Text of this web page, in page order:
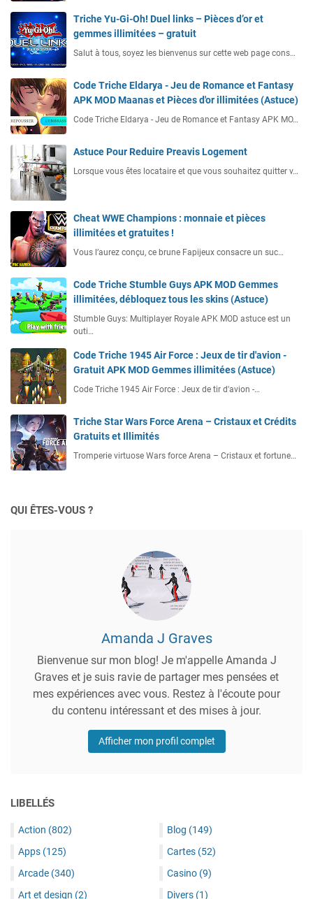
Triche Yu-Gi-Oh! Duel links – Pièces d’or et
gemmes illimitées – gratuit
Salut à tous, soyez les bienvenus sur cette web page cons…
Code Triche Eldarya - Jeu de Romance et Fantasy
APK MOD Maanas et Pièces d'or illimitées (Astuce)
Code Triche Eldarya - Jeu de Romance et Fantasy APK MO…
Astuce Pour Reduire Preavis Logement
Lorsque vous êtes locataire et que vous souhaitez quitter v…
Cheat WWE Champions : monnaie et pièces
illimitées et gratuites !
Vous l’aurez conçu, ce brune Fapijeux consacre un suc…
Code Triche Stumble Guys APK MOD Gemmes
illimitées, débloquez tous les skins (Astuce)
Stumble Guys: Multiplayer Royale APK MOD astuce est un
outi…
Code Triche 1945 Air Force : Jeux de tir d'avion -
Gratuit APK MOD Gemmes illimitées (Astuce)
Code Triche 1945 Air Force : Jeux de tir d'avion -…
Triche Star Wars Force Arena – Cristaux et Crédits
Gratuits et Illimités
Tromperie virtuose Wars force Arena – Cristaux et fortune…
QUI ÊTES-VOUS ?
Amanda J Graves
Bienvenue sur mon blog! Je m'appelle Amanda J
Graves et je suis ravie de partager mes pensées et
mes expériences avec vous. Restez à l'écoute pour
du contenu intéressant et des mises à jour.
Afficher mon profil complet
LIBELLÉS
Action (802)
Apps (125)
Arcade (340)
Art et design (2)
Blog (149)
Cartes (52)
Casino (9)
Divers (1)